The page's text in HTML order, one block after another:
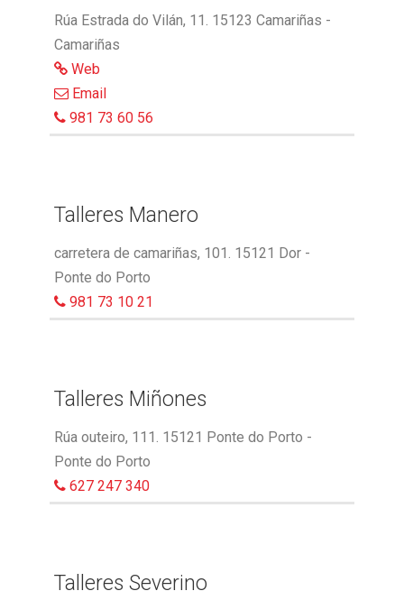
Rúa Estrada do Vilán, 11. 15123 Camariñas -
Camariñas
Web
Email
981 73 60 56
Talleres Manero
carretera de camariñas, 101. 15121 Dor -
Ponte do Porto
981 73 10 21
Talleres Miñones
Rúa outeiro, 111. 15121 Ponte do Porto -
Ponte do Porto
627 247 340
Talleres Severino